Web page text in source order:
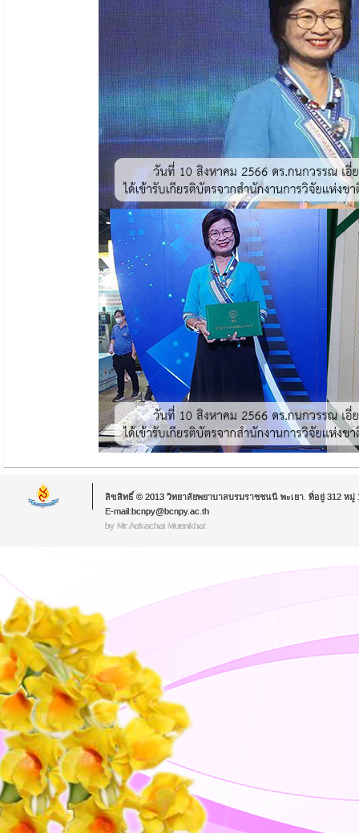
ลิขสิทธิ์ © 2013 วิทยาลัยพยาบาลบรมราชชนนี พะเยา. ที่อยู่ 312 หมู่
E-mail:bcnpy@bcnpy.ac.th
by Mr.Aekachai Muenkhat